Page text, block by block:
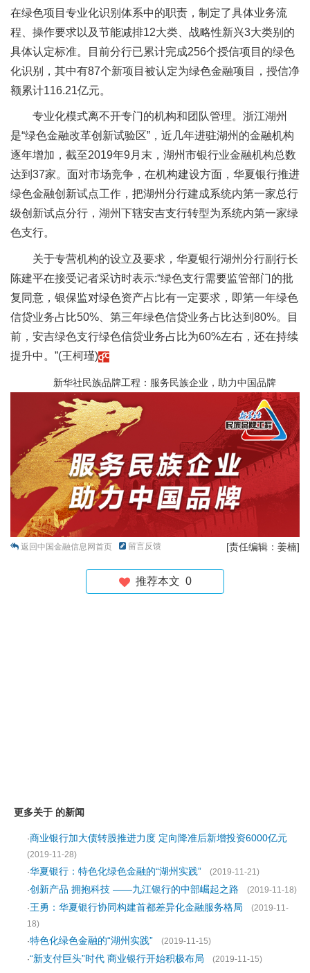
在绿色项目专业化识别体系中的职责，制定了具体业务流
程、操作要求以及节能减排12大类、战略性新兴3大类别的
具体认定标准。目前分行已累计完成256个授信项目的绿色
化识别，其中有87个新项目被认定为绿色金融项目，授信净
额累计116.21亿元。
专业化模式离不开专门的机构和团队管理。浙江湖州
是“绿色金融改革创新试验区”，近几年进驻湖州的金融机构
逐年增加，截至2019年9月末，湖州市银行业金融机构总数
达到37家。面对市场竞争，在机构建设方面，华夏银行推进
绿色金融创新试点工作，把湖州分行建成系统内第一家总行
级创新试点分行，湖州下辖安吉支行转型为系统内第一家绿
色支行。
关于专营机构的设立及要求，华夏银行湖州分行副行长
陈建平在接受记者采访时表示:“绿色支行需要监管部门的批
复同意，银保监对绿色资产占比有一定要求，即第一年绿色
信贷业务占比50%、第三年绿色信贷业务占比达到80%。目
前，安吉绿色支行绿色信贷业务占比为60%左右，还在持续
提升中。”(王柯瑾)
新华社民族品牌工程：服务民族企业，助力中国品牌
返回中国金融信息网首页 留言反馈 [责任编辑：姜楠]
推荐本文 0
更多关于 的新闻
·商业银行加大债转股推进力度 定向降准后新增投资6000亿元
(2019-11-28)
·华夏银行：特色化绿色金融的“湖州实践”
(2019-11-21)
·创新产品 拥抱科技 ——九江银行的中部崛起之路
(2019-11-18)
·王勇：华夏银行协同构建首都差异化金融服务格局
(2019-11-
18)
·特色化绿色金融的“湖州实践”
(2019-11-15)
·“新支付巨头”时代 商业银行开始积极布局 (2019-11-15)